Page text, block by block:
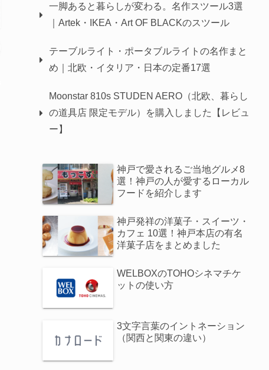
一脚あると暮らしが変わる。名作スツール3選
｜Artek・IKEA・Art OF BLACKのスツール
テーブルライト・ポータブルライトの名作まと
め｜北欧・イタリア・日本の定番17選
Moonstar 810s STUDEN AERO（北欧、暮らし
の道具店 限定モデル）を購入しました【レビュ
ー】
神戸で愛されるご当地グルメ8
選！神戸の人が愛するローカル
フードを紹介します
神戸発祥の洋菓子・スイーツ・
カフェ 10選！神戸本店の有名
洋菓子店をまとめました
WELBOXのTOHOシネマチケ
ットの使い方
3文字言葉のイントネーション
（関西と関東の違い）